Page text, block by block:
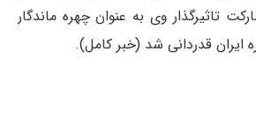
تاثیرگذار وی به عنوان چهره ماندگار
قدردانی شد (خبر کامل).